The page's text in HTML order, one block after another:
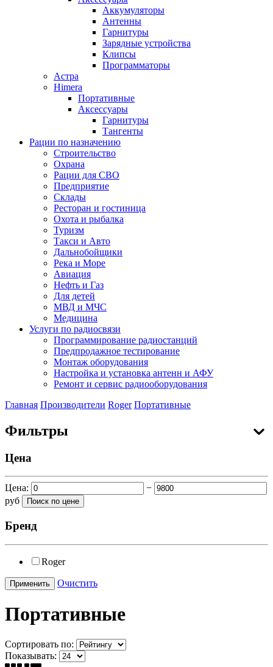
Аккумуляторы
Антенны
Гарнитуры
Зарядные устройства
Клипсы
Программаторы
Астра
Himera
Портативные
Аксессуары
Гарнитуры
Тангенты
Рации по назначению
Строительство
Охрана
Рации для СВО
Предприятие
Склады
Ресторан и гостиница
Охота и рыбалка
Туризм
Такси и Авто
Дальнобойщики
Река и Море
Авиация
Нефть и Газ
Для детей
МВД и МЧС
Медицина
Услуги по радиосвязи
Программирование радиостанций
Предпродажное тестирование
Монтаж оборудования
Настройка и установка антенн и АФУ
Ремонт и сервис радиооборудования
Главная Производители Roger Портативные
Фильтры
Цена
Цена:
−
руб
Бренд
Roger
Очистить
Портативные
Сортировать по:
Показывать: